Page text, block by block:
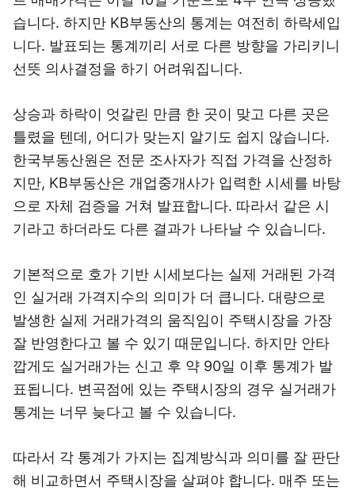
습니다. 하지만 KB부동산의 통계는 여전히 하락세입
니다. 발표되는 통계끼리 서로 다른 방향을 가리키니
선뜻 의사결정을 하기 어려워집니다.
상승과 하락이 엇갈린 만큼 한 곳이 맞고 다른 곳은
틀렸을 텐데, 어디가 맞는지 알기도 쉽지 않습니다.
한국부동산원은 전문 조사자가 직접 가격을 산정하
지만, KB부동산은 개업중개사가 입력한 시세를 바탕
으로 자체 검증을 거쳐 발표합니다. 따라서 같은 시
기라고 하더라도 다른 결과가 나타날 수 있습니다.
기본적으로 호가 기반 시세보다는 실제 거래된 가격
인 실거래 가격지수의 의미가 더 큽니다. 대량으로
발생한 실제 거래가격의 움직임이 주택시장을 가장
잘 반영한다고 볼 수 있기 때문입니다. 하지만 안타
깝게도 실거래가는 신고 후 약 90일 이후 통계가 발
표됩니다. 변곡점에 있는 주택시장의 경우 실거래가
통계는 너무 늦다고 볼 수 있습니다.
따라서 각 통계가 가지는 집계방식과 의미를 잘 판단
해 비교하면서 주택시장을 살펴야 합니다. 매주 또는